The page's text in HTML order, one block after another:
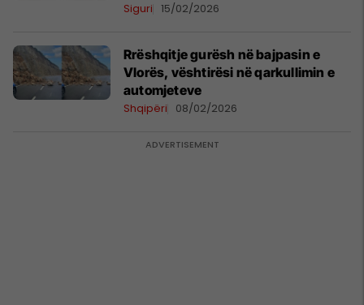
Siguri 15/02/2026
Rrëshqitje gurësh në bajpasin e
Vlorës, vështirësi në qarkullimin e
automjeteve
Shqipëri 08/02/2026